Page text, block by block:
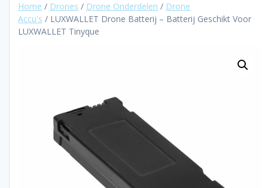
Home / Drones / Drone Onderdelen / Drone
Accu's / LUXWALLET Drone Batterij – Batterij Geschikt Voor
LUXWALLET Tinyque